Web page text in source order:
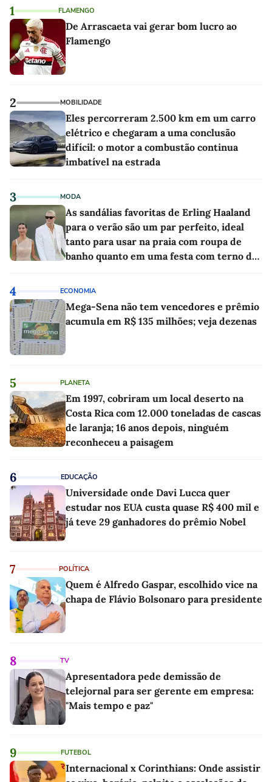
1 FLAMENGO
De Arrascaeta vai gerar bom lucro ao
Flamengo
2 MOBILIDADE
Eles percorreram 2.500 km em um carro
elétrico e chegaram a uma conclusão
difícil: o motor a combustão continua
imbatível na estrada
3 MODA
As sandálias favoritas de Erling Haaland
para o verão são um par perfeito, ideal
tanto para usar na praia com roupa de
banho quanto em uma festa com terno de
4 ECONOMIA
Mega-Sena não tem vencedores e prêmio
acumula em R$ 135 milhões; veja dezenas
5 PLANETA
Em 1997, cobriram um local deserto na
Costa Rica com 12.000 toneladas de cascas
de laranja; 16 anos depois, ninguém
reconheceu a paisagem
6 EDUCAÇÃO
Universidade onde Davi Lucca quer
estudar nos EUA custa quase R$ 400 mil e
já teve 29 ganhadores do prêmio Nobel
7 POLÍTICA
Quem é Alfredo Gaspar, escolhido vice na
chapa de Flávio Bolsonaro para presidente
8 TV
Apresentadora pede demissão de
telejornal para ser gerente em empresa:
"Mais tempo e paz"
9 FUTEBOL
Internacional x Corinthians: Onde assistir